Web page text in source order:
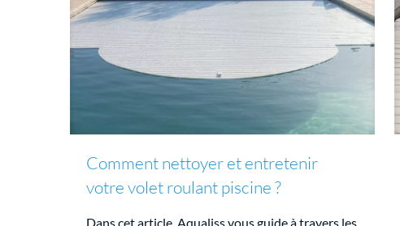
Comment nettoyer et entretenir
votre volet roulant piscine ?
Dans cet article, Aqualiss vous guide à travers les